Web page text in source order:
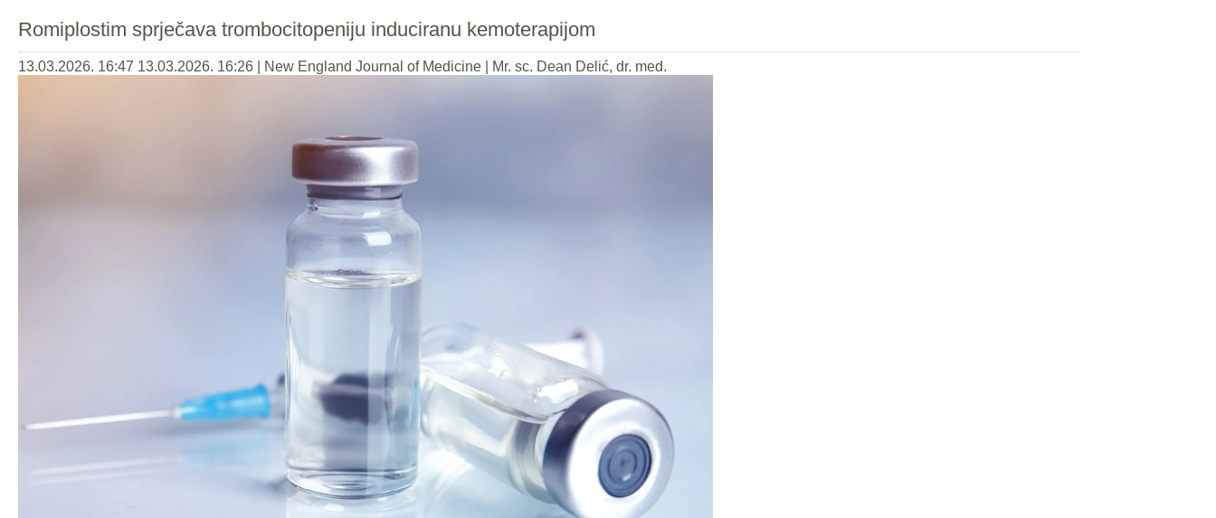
Romiplostim sprječava trombocitopeniju induciranu kemoterapijom
13.03.2026. 16:47 13.03.2026. 16:26 New England Journal of Medicine Mr. sc. Dean Delić, dr. med.